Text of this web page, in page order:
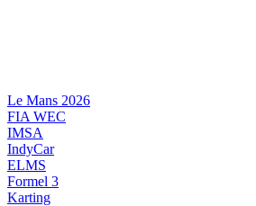
Le Mans 2026
FIA WEC
IMSA
IndyCar
ELMS
Formel 3
Karting